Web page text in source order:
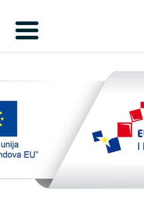
TopTim liga